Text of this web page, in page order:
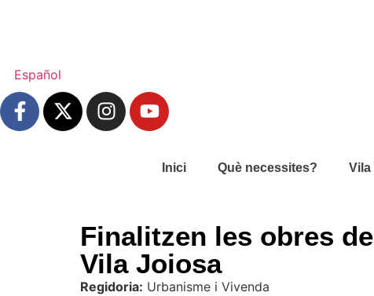
Español
Inici Què necessites? Vila
Finalitzen les obres
Vila Joiosa
Regidoria: Urbanisme i Vivenda